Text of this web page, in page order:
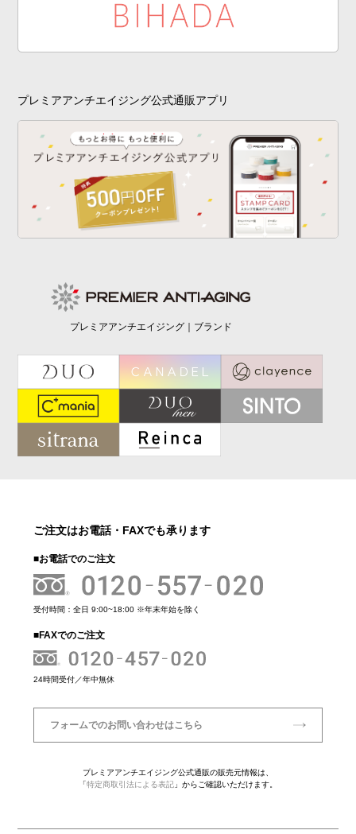
プレミアアンチエイジング公式通販アプリ
プレミアアンチエイジング｜ブランド
ご注文はお電話・FAXでも承ります
■お電話でのご注文
受付時間：全日 9:00~18:00 ※年末年始を除く
■FAXでのご注文
24時間受付／年中無休
フォームでのお問い合わせはこちら
プレミアアンチエイジング公式通販の販売元情報は、
「特定商取引法による表記 」からご確認いただけます。